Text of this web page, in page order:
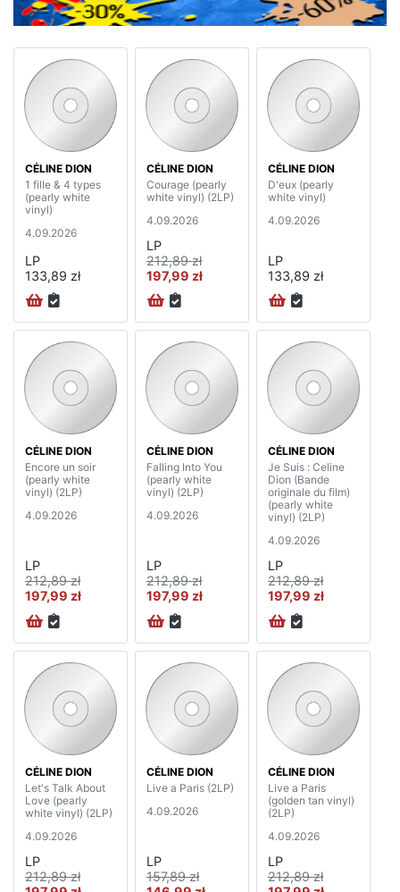
CÉLINE DION
1 fille & 4 types
(pearly white
vinyl)
4.09.2026
LP
133,89 zł
CÉLINE DION
Courage (pearly
white vinyl) (2LP)
4.09.2026
LP
212,89 zł
197,99 zł
CÉLINE DION
D'eux (pearly
white vinyl)
4.09.2026
LP
133,89 zł
CÉLINE DION
Encore un soir
(pearly white
vinyl) (2LP)
4.09.2026
LP
212,89 zł
197,99 zł
CÉLINE DION
Falling Into You
(pearly white
vinyl) (2LP)
4.09.2026
LP
212,89 zł
197,99 zł
CÉLINE DION
Je Suis : Celine
Dion (Bande
originale du film)
(pearly white
vinyl) (2LP)
4.09.2026
LP
212,89 zł
197,99 zł
CÉLINE DION
Let's Talk About
Love (pearly
white vinyl) (2LP)
4.09.2026
LP
212,89 zł
CÉLINE DION
Live a Paris (2LP)
4.09.2026
LP
157,89 zł
CÉLINE DION
Live a Paris
(golden tan vinyl)
(2LP)
4.09.2026
LP
212,89 zł